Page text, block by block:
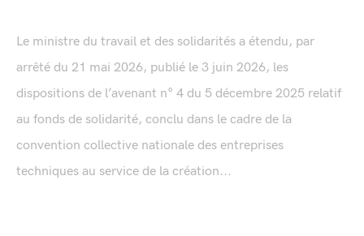
Le ministre du travail et des solidarités a étendu, par
arrêté du 21 mai 2026, publié le 3 juin 2026, les
dispositions de l’avenant n° 4 du 5 décembre 2025 relatif
au fonds de solidarité, conclu dans le cadre de la
convention collective nationale des entreprises
techniques au service de la création...